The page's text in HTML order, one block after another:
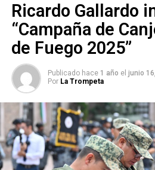
Ricardo Gallardo
“Campaña de
de Fuego 2025”
Publicado hace 1 año el junio
Por La Trompeta